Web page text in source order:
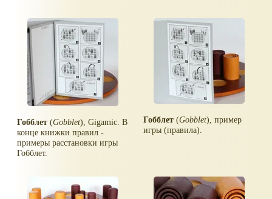
Гобблет (Gobblet), Gigamic. В
конце книжки правил -
примеры расстановки игры
Гобблет.
Гобблет (Gobblet), пример
игры (правила).